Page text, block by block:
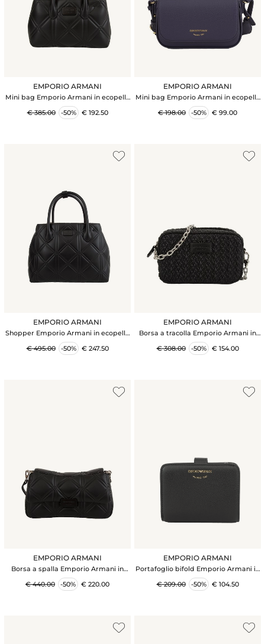
EMPORIO ARMANI
Mini bag Emporio Armani in ecopelle
nera motivo matelassÉ
€ 385.00
-50% € 192.50
EMPORIO ARMANI
Mini bag Emporio Armani in ecopelle
martellata viola
€ 198.00
-50% € 99.00
EMPORIO ARMANI
Shopper Emporio Armani in ecopelle
nera motivo matelassÉ
€ 495.00
-50% € 247.50
EMPORIO ARMANI
Borsa a tracolla Emporio Armani in
ecopelle goffrata nera
€ 308.00
-50% € 154.00
EMPORIO ARMANI
Borsa a spalla Emporio Armani in
ecopelle nera effetto matelassÉ
€ 440.00
-50% € 220.00
EMPORIO ARMANI
Portafoglio bifold Emporio Armani in
pelle nera bottalata
€ 209.00
-50% € 104.50